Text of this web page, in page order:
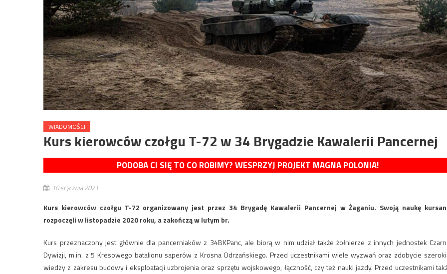
WIADOMOŚCI
Kurs kierowców czołgu T-72 w 34 Brygadzie Kawalerii Pancernej
PODOBA CI SIĘ TO CO ROBIMY? WESPRZYJ PROJEKT MAGNA POLONIA!
10 stycznia 2021
Kurs kierowców czołgu T-72 organizowany jest przez 34 Brygadę Kawalerii Pancernej w Żaganiu. Swoją naukę
rozpoczęli w listopadzie 2020 roku, a zakończą w lutym br.
Kurs przeznaczony jest głównie dla pancerniaków z 34BKPanc, ale biorą w nim udział także żołnierze z innych jednostek
Dywizji, m.in. z 5 Kresowego batalionu saperów z Krosna Odrzańskiego. Przed uczestnikami wiele wyzwań oraz zdobycie
wiedzy z zakresu budowy i eksploatacji uzbrojenia oraz sprzętu wojskowego, łączność, czy też nauki jazdy. Przed uczestnikami